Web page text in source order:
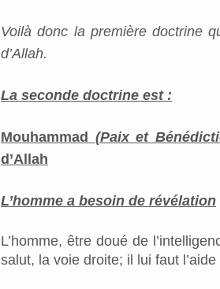
Voilà donc la première doctrine
d’Allah.
La seconde doctrine est :
Mouhammad (Paix et
d’Allah
L’homme a besoin de révélation
L’homme, être doué de
salut, la voie droite; il lui faut l’aide